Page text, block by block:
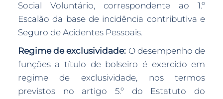
Social Voluntário, correspondente ao 1.º
Escalão da base de incidência contributiva e
Seguro de Acidentes Pessoais.
Regime de exclusividade: O desempenho de
funções a título de bolseiro é exercido em
regime de exclusividade, nos termos
previstos no artigo 5.º do Estatuto do